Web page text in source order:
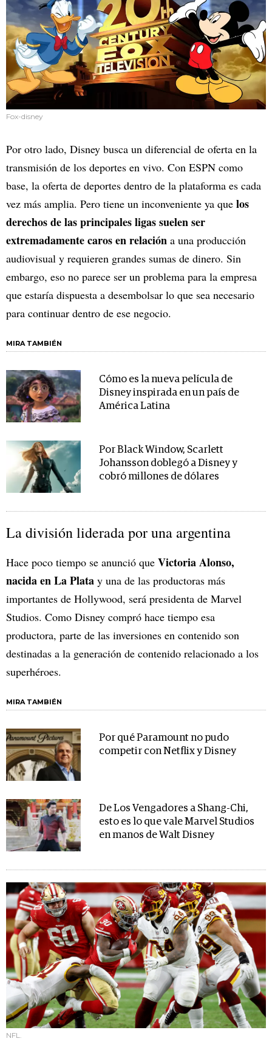
Fox-disney
Por otro lado, Disney busca un diferencial de oferta en la
transmisión de los deportes en vivo. Con ESPN como
base, la oferta de deportes dentro de la plataforma es cada
vez más amplia. Pero tiene un inconveniente ya que los
derechos de las principales ligas suelen ser
extremadamente caros en relación a una producción
audiovisual y requieren grandes sumas de dinero. Sin
embargo, eso no parece ser un problema para la empresa
que estaría dispuesta a desembolsar lo que sea necesario
para continuar dentro de ese negocio.
MIRA TAMBIÉN
Cómo es la nueva película de
Disney inspirada en un país de
América Latina
Por Black Window, Scarlett
Johansson doblegó a Disney y
cobró millones de dólares
La división liderada por una argentina
Hace poco tiempo se anunció que Victoria Alonso,
nacida en La Plata y una de las productoras más
importantes de Hollywood, será presidenta de Marvel
Studios. Como Disney compró hace tiempo esa
productora, parte de las inversiones en contenido son
destinadas a la generación de contenido relacionado a los
superhéroes.
MIRA TAMBIÉN
Por qué Paramount no pudo
competir con Netflix y Disney
De Los Vengadores a Shang-Chi,
esto es lo que vale Marvel Studios
en manos de Walt Disney
NFL.